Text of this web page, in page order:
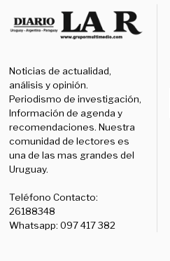
Noticias de actualidad,
análisis y opinión.
Periodismo de investigación,
Información de agenda y
recomendaciones. Nuestra
comunidad de lectores es
una de las mas grandes del
Uruguay.
Teléfono Contacto:
26188348
Whatsapp: 097 417 382